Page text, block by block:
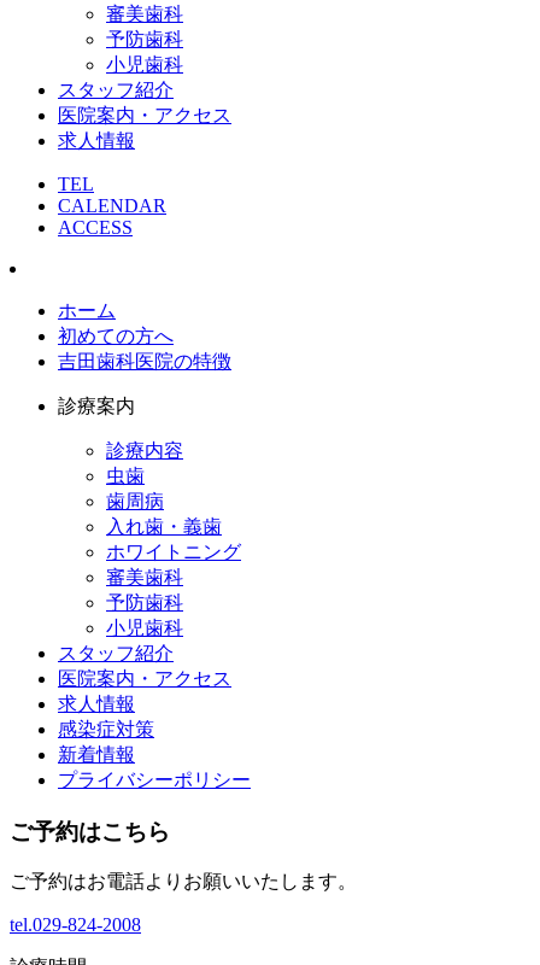
審美歯科
予防歯科
小児歯科
スタッフ紹介
医院案内・アクセス
求人情報
TEL
CALENDAR
ACCESS
ホーム
初めての方へ
吉田歯科医院の特徴
診療案内
診療内容
虫歯
歯周病
入れ歯・義歯
ホワイトニング
審美歯科
予防歯科
小児歯科
スタッフ紹介
医院案内・アクセス
求人情報
感染症対策
新着情報
プライバシーポリシー
ご予約はこちら
ご予約はお電話よりお願いいたします。
tel.029-824-2008